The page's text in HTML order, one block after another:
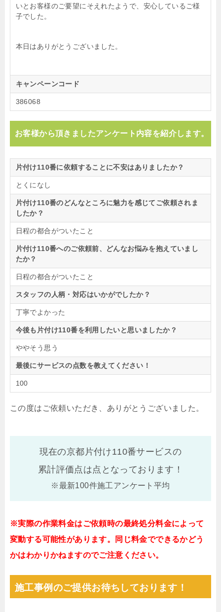
いとお客様のご要望にそえれたようで、安心しているご様
子でした。
本日はありがとうございました。
キャンペーンコード
386068
お客様から頂きましたアンケート内容を紹介します。
片付け110番に依頼することに不安はありましたか？
とくになし
片付け110番のどんなところに魅力を感じてご依頼されま
したか？
日程の都合がついたこと
片付け110番へのご依頼前、どんなお悩みを抱えていまし
たか？
日程の都合がついたこと
スタッフの人柄・対応はいかがでしたか？
丁寧でよかった
今後も片付け110番を利用したいと思いましたか？
ややそう思う
最後にサービスの点数を教えてください！
100
この度はご依頼いただき、ありがとうございました。
現在の京都片付け110番サービスの
累計評価点は点となっております！
※最新100件施工アンケート平均
※実際の作業料金はご依頼時の最終処分料金によって
変動する可能性があります。同じ料金でできるかどう
かはわかりかねますのでご注意ください。
施工事例のご提供お待ちしております！